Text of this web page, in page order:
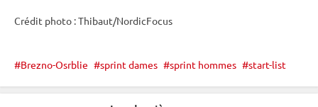
Crédit photo : Thibaut/NordicFocus
Brezno-Osrblie sprint dames sprint hommes start-list